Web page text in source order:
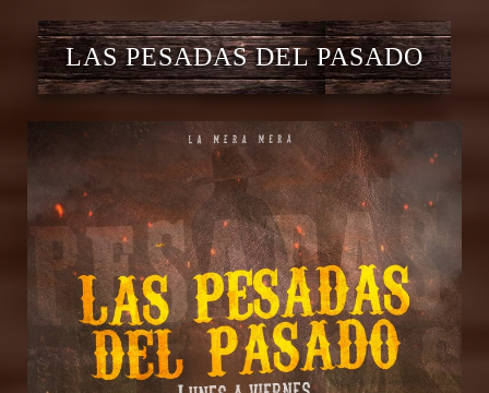
LAS PESADAS DEL PASADO